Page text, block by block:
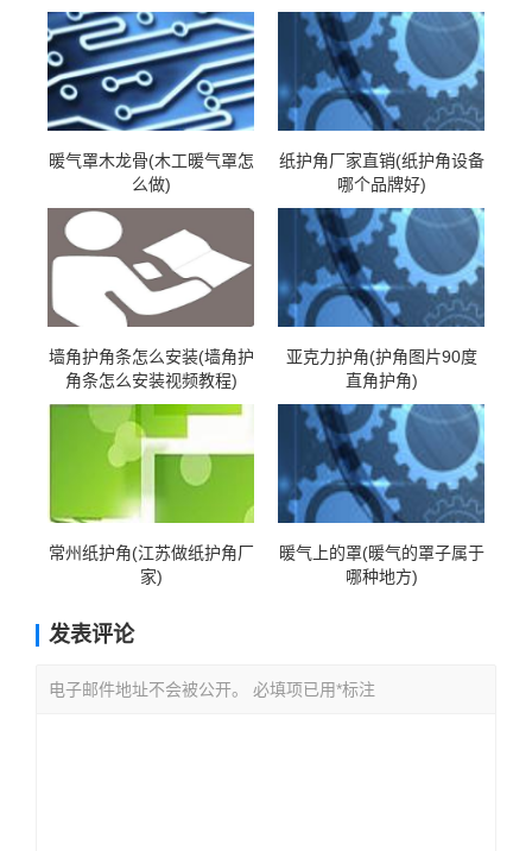
暖气罩木龙骨(木工暖气罩怎
么做)
纸护角厂家直销(纸护角设备
哪个品牌好)
墙角护角条怎么安装(墙角护
角条怎么安装视频教程)
亚克力护角(护角图片90度
直角护角)
常州纸护角(江苏做纸护角厂
家)
暖气上的罩(暖气的罩子属于
哪种地方)
发表评论
电子邮件地址不会被公开。 必填项已用*标注